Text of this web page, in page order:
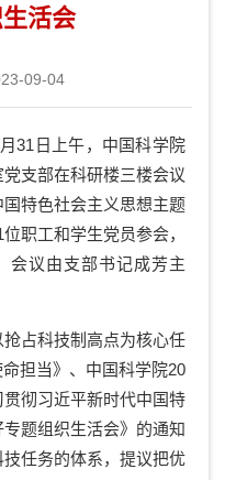
活会
09-04
31日上午， 中国科学院
支部在科研楼三楼会议
特色社会主义思想主题
职工和学生党员参会，
会议由支部书记成芳主
占科技制高点为核心任
担当》、中国科学院20
彻习近平新时代中国特
题组织生活会》的通知
任务的体系，提议把优